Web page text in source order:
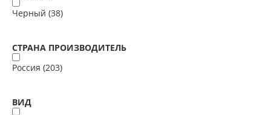
Черный (38)
СТРАНА ПРОИЗВОДИТЕЛЬ
Россия (203)
ВИД